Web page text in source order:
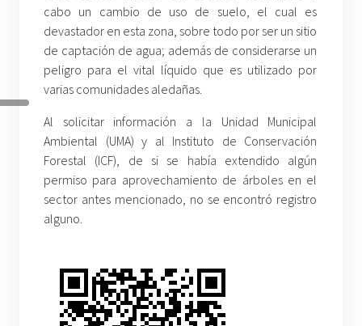
cabo un cambio de uso de suelo, el cual es
devastador en esta zona, sobre todo por ser un sitio
de captación de agua; además de considerarse un
peligro para el vital líquido que es utilizado por
varias comunidades aledañas.
Al solicitar información a la Unidad Municipal
Ambiental (UMA) y al Instituto de Conservación
Forestal (ICF), de si se había extendido algún
permiso para aprovechamiento de árboles en el
sector antes mencionado, no se encontró registro
alguno.